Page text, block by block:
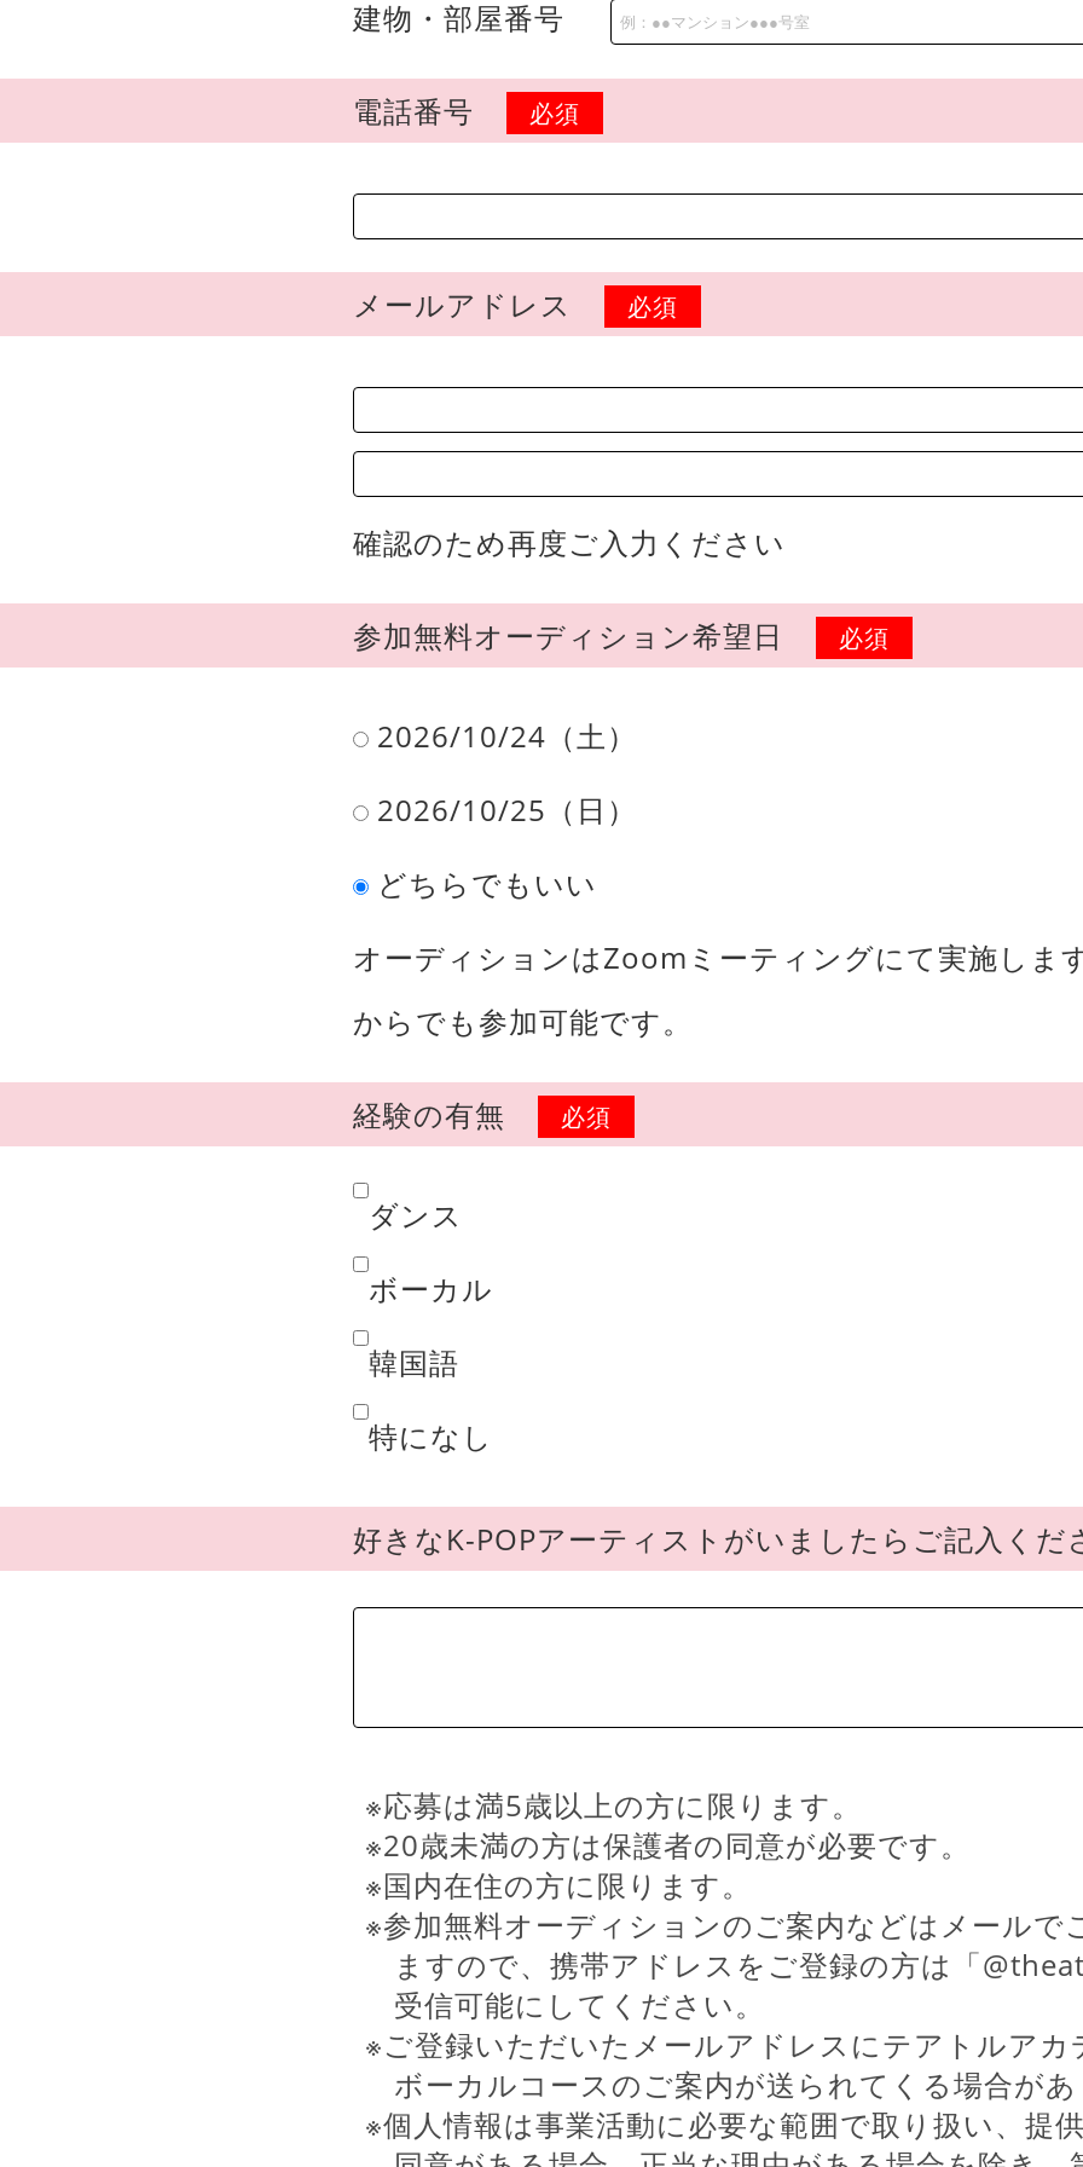
建物・部屋番号
電話番号 必須
メールアドレス 必須
確認のため再度ご入力ください
参加無料オーディション希望日 必須
2026/10/24（土）
2026/10/25（日）
どちらでもいい
オーディションはZoomミーティングにて実施しま
からでも参加可能です。
経験の有無 必須
ダンス
ボーカル
韓国語
特になし
好きなK-POPアーティストがいましたらご記入くだ
※応募は満5歳以上の方に限ります。
※20歳未満の方は保護者の同意が必要です。
※国内在住の方に限ります。
※参加無料オーディションのご案内などはメールで
ますので、携帯アドレスをご登録の方は「
受信可能にしてください。
※ご登録いただいたメールアドレスにテアトルアカ
ボーカルコースのご案内が送られてくる場合が
※個人情報は事業活動に必要な範囲で取り扱い、提